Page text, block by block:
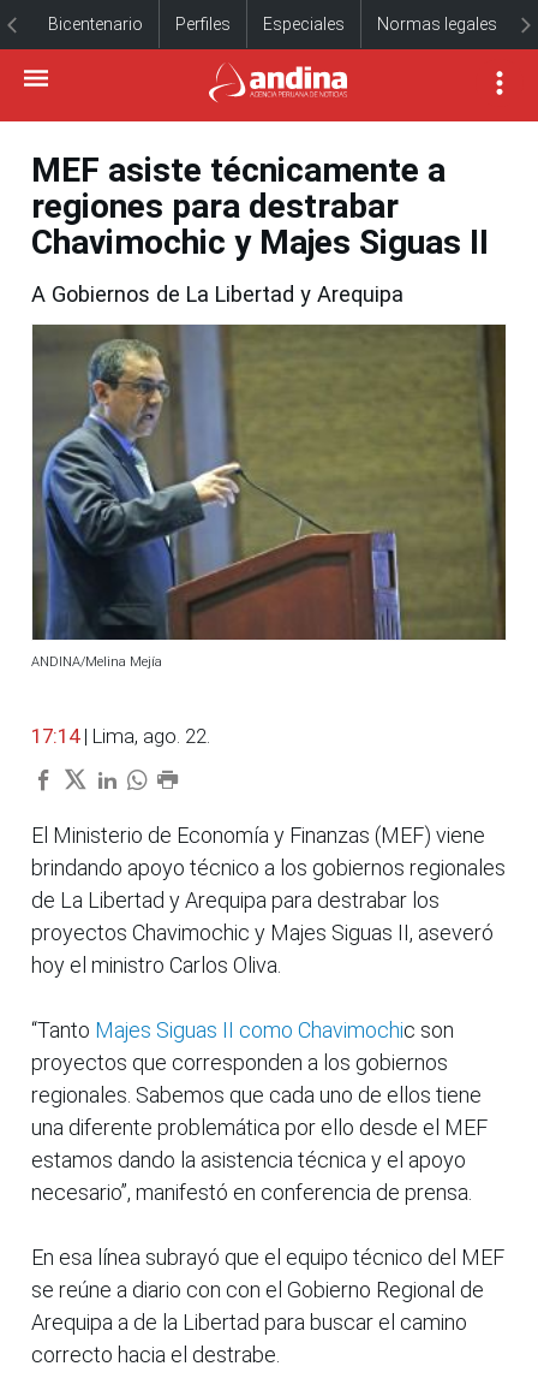
Bicentenario Perfiles Especiales Normas legales
MEF asiste técnicamente a
regiones para destrabar
Chavimochic y Majes Siguas II
A Gobiernos de La Libertad y Arequipa
ANDINA/Melina Mejía
17:14 | Lima, ago. 22.
El Ministerio de Economía y Finanzas (MEF) viene
brindando apoyo técnico a los gobiernos regionales
de La Libertad y Arequipa para destrabar los
proyectos Chavimochic y Majes Siguas II, aseveró
hoy el ministro Carlos Oliva.
“Tanto Majes Siguas II como Chavimochic son
proyectos que corresponden a los gobiernos
regionales. Sabemos que cada uno de ellos tiene
una diferente problemática por ello desde el MEF
estamos dando la asistencia técnica y el apoyo
necesario”, manifestó en conferencia de prensa.
En esa línea subrayó que el equipo técnico del MEF
se reúne a diario con con el Gobierno Regional de
Arequipa a de la Libertad para buscar el camino
correcto hacia el destrabe.